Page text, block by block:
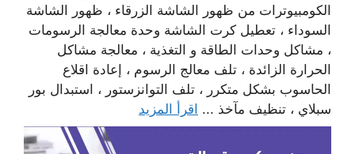
الكومبيوترات من ظهور الشاشة الزرقاء ، ظهور الشاشة
السوداء ، تعطيل كرت الشاشة وحدة معالجة الرسومات
، مشاكل وحدات الطاقة و التغذية ، معالجة مشاكل
الحرارة الزائدة ، تلف معالج الرسوم ، إعادة اقلاع
الحاسوب بشكل متكرر ، تلف التوانزستور ، استبدال بور
سبلاي ، تنظيف مآخذ ... اقرأ المزيد